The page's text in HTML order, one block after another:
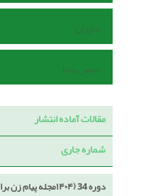
داوران
تماس با ما
مقالات آماده انتشار
شماره جاری
دوره 34 (۱۴۰۴مجله پیام زن برای بانوان)